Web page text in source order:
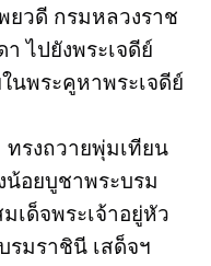
ยวดี กรมหลวงราช
ไปยังพระเจดีย์
นพระคูหาพระเจดีย์
ทรงถวายพุ่มเทียน
น้อยบูชาพระบรม
เด็จพระเจ้าอยู่หัว
รมราชินี เสด็จฯ